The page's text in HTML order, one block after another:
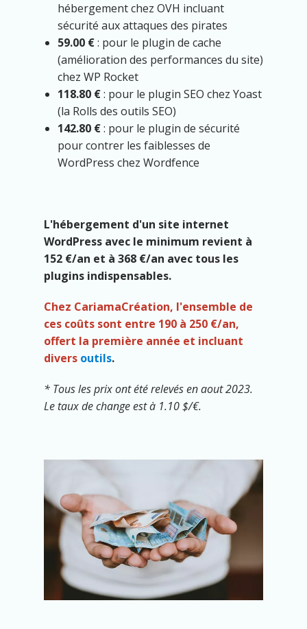
hébergement chez OVH incluant
sécurité aux attaques des pirates
59.00 €: pour le plugin de cache
(amélioration des performances du site)
chez WP Rocket
118.80 €: pour le plugin SEO chez Yoast
(la Rolls des outils SEO)
142.80 €: pour le plugin de sécurité
pour contrer les faiblesses de
WordPress chez Wordfence
L'hébergement d'un site internet
WordPress avec le minimum revient à
152 €/an et à 368 €/an avec tous les
plugins indispensables.
Chez CariamaCréation, l'ensemble de
ces coûts sont entre 190 à 250 €/an,
offert la première année et incluant
divers outils.
* Tous les prix ont été relevés en aout 2023.
Le taux de change est à 1.10 $/€.